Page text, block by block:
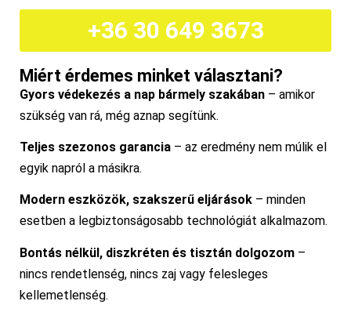
+36 30 649 3673
Miért érdemes minket választani?
Gyors védekezés a nap bármely szakában – amikor
szükség van rá, még aznap segítünk.
Teljes szezonos garancia – az eredmény nem múlik el
egyik napról a másikra.
Modern eszközök, szakszerű eljárások – minden
esetben a legbiztonságosabb technológiát alkalmazom.
Bontás nélkül, diszkréten és tisztán dolgozom –
nincs rendetlenség, nincs zaj vagy felesleges
kellemetlenség.